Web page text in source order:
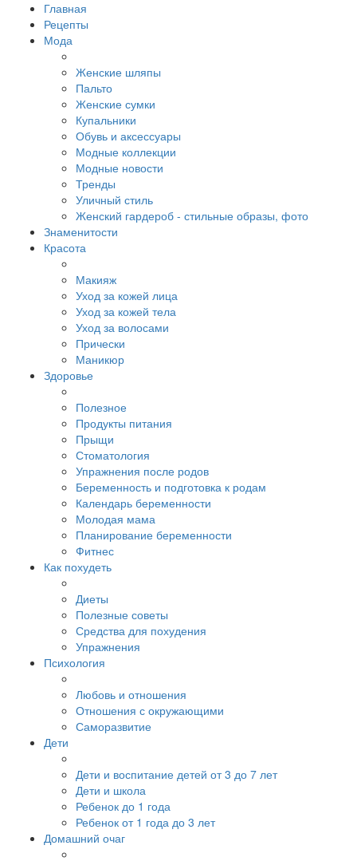
Главная
Рецепты
Мода
Женские шляпы
Пальто
Женские сумки
Купальники
Обувь и аксессуары
Модные коллекции
Модные новости
Тренды
Уличный стиль
Женский гардероб - стильные образы, фото
Знаменитости
Красота
Макияж
Уход за кожей лица
Уход за кожей тела
Уход за волосами
Прически
Маникюр
Здоровье
Полезное
Продукты питания
Прыщи
Стоматология
Упражнения после родов
Беременность и подготовка к родам
Календарь беременности
Молодая мама
Планирование беременности
Фитнес
Как похудеть
Диеты
Полезные советы
Средства для похудения
Упражнения
Психология
Любовь и отношения
Отношения с окружающими
Саморазвитие
Дети
Дети и воспитание детей от 3 до 7 лет
Дети и школа
Ребенок до 1 года
Ребенок от 1 года до 3 лет
Домашний очаг